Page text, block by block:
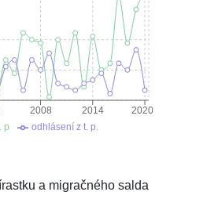
2008 2014 2020
p odhlásení z t. p.
a migračného salda